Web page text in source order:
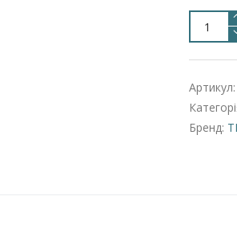
для
краси
з
L-
і
Vitamin
Артикул:
Бренд: